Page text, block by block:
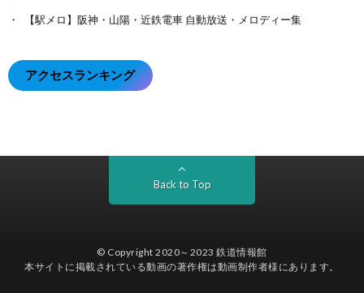
【駅メロ】阪神・山陽・近鉄電車 自動放送・メロディー集
アクセスランキング
Back to Top
© Copyright 2020～2023鉄道情報館
本サイトに掲載されている動画の著作権は動画制作者様にあります。